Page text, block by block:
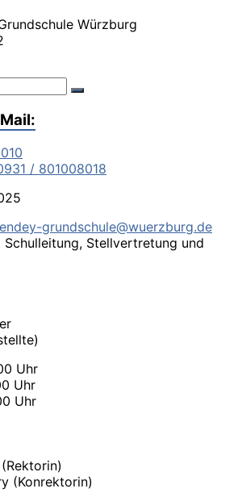
Würzburg
/ 801008018
grundschule@wuerzburg.de
Schulleitung, Stellvertretung und
Uhr
Uhr
Uhr
(Konrektorin)